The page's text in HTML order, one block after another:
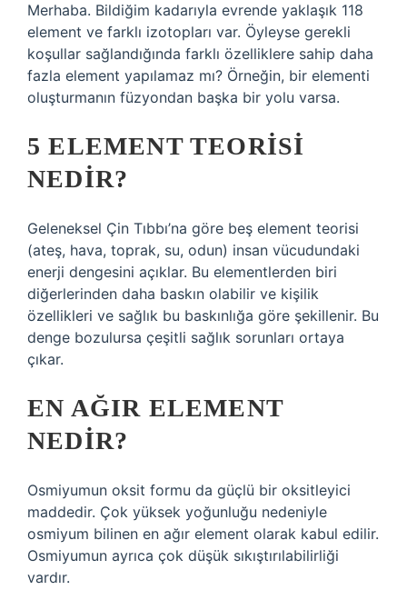
Merhaba. Bildiğim kadarıyla evrende yaklaşık 118
element ve farklı izotopları var. Öyleyse gerekli
koşullar sağlandığında farklı özelliklere sahip daha
fazla element yapılamaz mı? Örneğin, bir elementi
oluşturmanın füzyondan başka bir yolu varsa.
5 ELEMENT TEORISI
NEDIR?
Geleneksel Çin Tıbbı’na göre beş element teorisi
(ateş, hava, toprak, su, odun) insan vücudundaki
enerji dengesini açıklar. Bu elementlerden biri
diğerlerinden daha baskın olabilir ve kişilik
özellikleri ve sağlık bu baskınlığa göre şekillenir. Bu
denge bozulursa çeşitli sağlık sorunları ortaya
çıkar.
EN AĞIR ELEMENT
NEDIR?
Osmiyumun oksit formu da güçlü bir oksitleyici
maddedir. Çok yüksek yoğunluğu nedeniyle
osmiyum bilinen en ağır element olarak kabul edilir.
Osmiyumun ayrıca çok düşük sıkıştırılabilirliği
vardır.